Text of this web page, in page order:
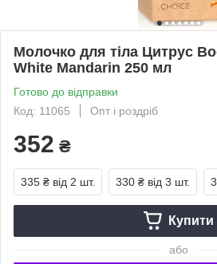
Молочко для тіла Цитрус
White Mandarin 250 мл
Готово до відправки
Код: 11065
Опт і роздріб
352 ₴
335 ₴ від 2 шт. 330 ₴ від 3 шт.
Купити
або